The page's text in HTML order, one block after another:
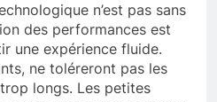
n’est pas sans
des performances est
une expérience fluide.
ne toléreront pas les
longs. Les petites